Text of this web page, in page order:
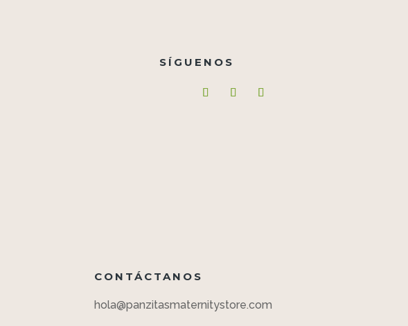
SÍGUENOS
CONTÁCTANOS
hola@panzitasmaternitystore.com